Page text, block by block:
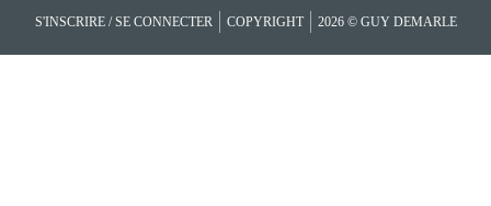
S'INSCRIRE / SE CONNECTER COPYRIGHT 2026 © GUY DEMARLE